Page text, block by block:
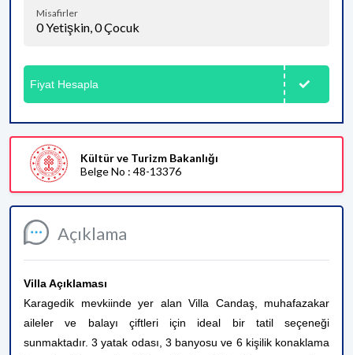
Açıklama
Villa Açıklaması
Karagedik mevkiinde yer alan Villa Candaş, muhafazakar
aileler ve balayı çiftleri için ideal bir tatil seçeneği
sunmaktadır. 3 yatak odası, 3 banyosu ve 6 kişilik konaklama
Misafirler
0Yetişkin,0Çocuk
Fiyat Hesapla
Kültür ve Turizm Bakanlığı
Belge No : 48-13376